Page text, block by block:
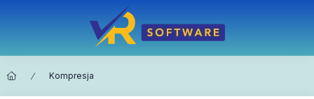
Kompresja